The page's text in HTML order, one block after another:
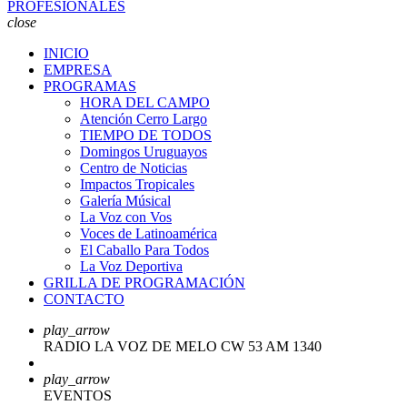
PROFESIONALES
close
INICIO
EMPRESA
PROGRAMAS
HORA DEL CAMPO
Atención Cerro Largo
TIEMPO DE TODOS
Domingos Uruguayos
Centro de Noticias
Impactos Tropicales
Galería Músical
La Voz con Vos
Voces de Latinoamérica
El Caballo Para Todos
La Voz Deportiva
GRILLA DE PROGRAMACIÓN
CONTACTO
play_arrow
RADIO LA VOZ DE MELO CW 53 AM 1340
play_arrow
EVENTOS